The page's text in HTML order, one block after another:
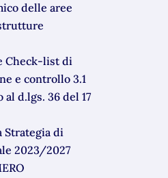
delle aree
Check-list di
e controllo 3.1
d.lgs. 36 del 17
Strategia di
2023/2027